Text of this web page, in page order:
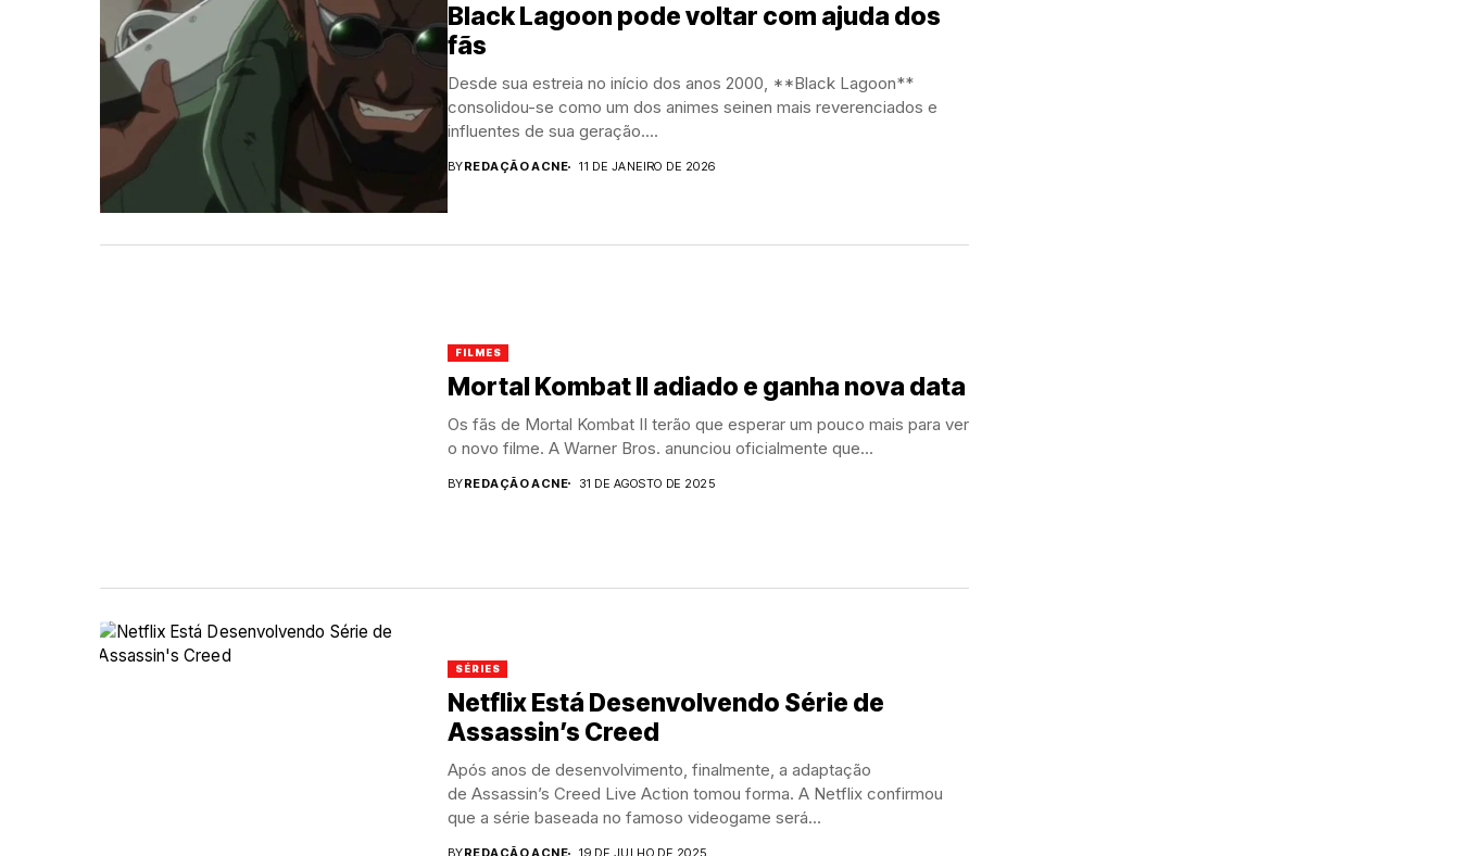
Black Lagoon pode voltar com ajuda dos
fãs
Desde sua estreia no início dos anos 2000, **Black Lagoon**
consolidou-se como um dos animes seinen mais reverenciados e
influentes de sua geração....
BYREDAÇÃO ACNE 11 DE JANEIRO DE 2026
FILMES
Mortal Kombat II adiado e ganha nova data
Os fãs de Mortal Kombat II terão que esperar um pouco mais para ver
o novo filme. A Warner Bros. anunciou oficialmente que...
BYREDAÇÃO ACNE 31 DE AGOSTO DE 2025
SÉRIES
Netflix Está Desenvolvendo Série de
Assassin’s Creed
Após anos de desenvolvimento, finalmente, a adaptação
de Assassin’s Creed Live Action tomou forma. A Netflix confirmou
que a série baseada no famoso videogame será...
BYREDAÇÃO ACNE 19 DE JULHO DE 2025